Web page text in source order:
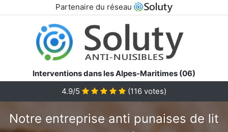
Partenaire du réseau
Interventions dans les Alpes-Maritimes (06)
4.9/5
(116 votes)
Notre entreprise anti punaises de lit